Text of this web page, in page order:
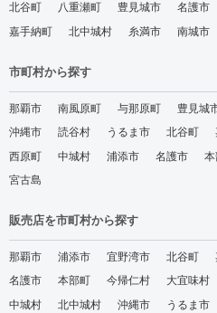
北谷町
八重瀬町 豊見城市 名護市
嘉手納町
北中城村 糸満市 南城市
市町村から探す
那覇市 南風原町 与那原町 豊見城
沖縄市
読谷村 うるま市 北谷町
西原町
中城村 浦添市 名護市
宮古島
販売店を市町村から探す
那覇市 浦添市 宜野湾市 北谷町
名護市
本部町 今帰仁村 大宜味村
中城村
北中城村 沖縄市 うるま市